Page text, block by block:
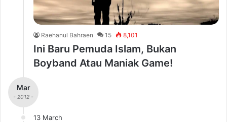
Raehanul Bahraen 15 8,101
Ini Baru Pemuda Islam, Bukan
Boyband Atau Maniak Game!
Mar
- 2012 -
13 March